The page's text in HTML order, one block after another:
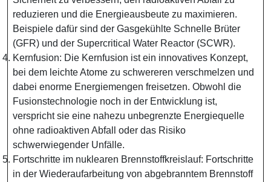
reduzieren und die Energieausbeute zu maximieren.
Beispiele dafür sind der Gasgekühlte Schnelle Brüter
(GFR) und der Supercritical Water Reactor (SCWR).
Kernfusion: Die Kernfusion ist ein innovatives Konzept,
bei dem leichte Atome zu schwereren verschmelzen und
dabei enorme Energiemengen freisetzen. Obwohl die
Fusionstechnologie noch in der Entwicklung ist,
verspricht sie eine nahezu unbegrenzte Energiequelle
ohne radioaktiven Abfall oder das Risiko
schwerwiegender Unfälle.
Fortschritte im nuklearen Brennstoffkreislauf: Fortschritte
in der Wiederaufarbeitung von abgebranntem Brennstoff